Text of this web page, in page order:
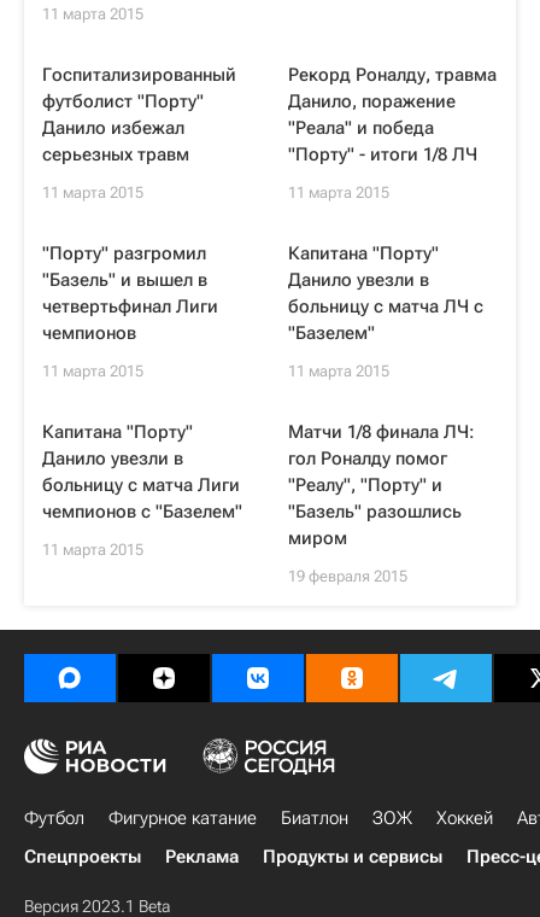
11 марта 2015
Госпитализированный
футболист "Порту"
Данило избежал
серьезных травм
11 марта 2015
Рекорд Роналду, травма
Данило, поражение
"Реала" и победа
"Порту" - итоги 1/8 ЛЧ
11 марта 2015
"Порту" разгромил
"Базель" и вышел в
четвертьфинал Лиги
чемпионов
11 марта 2015
Капитана "Порту"
Данило увезли в
больницу с матча ЛЧ с
"Базелем"
11 марта 2015
Капитана "Порту"
Данило увезли в
больницу с матча Лиги
чемпионов с "Базелем"
11 марта 2015
Матчи 1/8 финала ЛЧ:
гол Роналду помог
"Реалу", "Порту" и
"Базель" разошлись
миром
19 февраля 2015
Футбол Фигурное катание Биатлон ЗОЖ Хоккей
Спецпроекты
Реклама Продукты и сервисы Пресс-
Версия 2023.1 Beta